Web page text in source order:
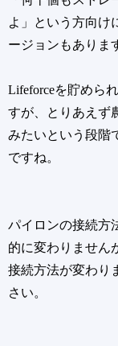
よ」という方向け
ージョンもありま
Lifeforceを貯めら
すが、とりあえず
みたいという段階
ですね。
パイロンの接続方
的に変わりません
接続方法が変わり
さい。